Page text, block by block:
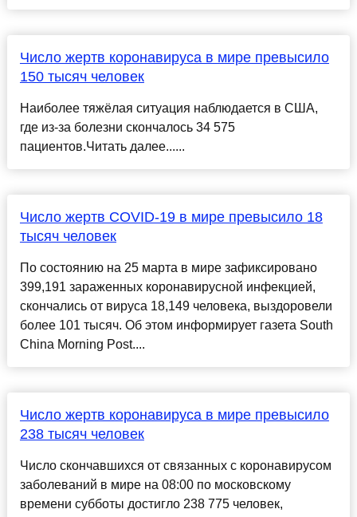
Число жертв коронавируса в мире превысило
150 тысяч человек
Наиболее тяжёлая ситуация наблюдается в США,
где из-за болезни скончалось 34 575
пациентов.Читать далее......
Число жертв COVID-19 в мире превысило 18
тысяч человек
По состоянию на 25 марта в мире зафиксировано
399,191 зараженных коронавирусной инфекцией,
скончались от вируса 18,149 человека, выздоровели
более 101 тысяч. Об этом информирует газета South
China Morning Post....
Число жертв коронавируса в мире превысило
238 тысяч человек
Число скончавшихся от связанных с коронавирусом
заболеваний в мире на 08:00 по московскому
времени субботы достигло 238 775 человек,